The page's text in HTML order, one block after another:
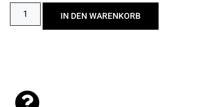
IN DEN WARENKORB